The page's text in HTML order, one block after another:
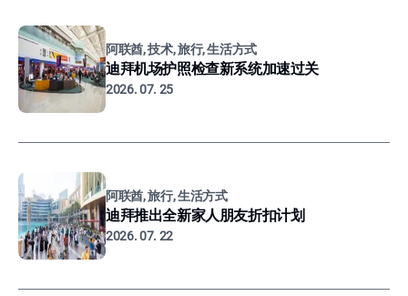
阿联酋, 技术, 旅行, 生活方式
迪拜机场护照检查新系统加速过关
2026. 07. 25
阿联酋, 旅行, 生活方式
迪拜推出全新家人朋友折扣计划
2026. 07. 22